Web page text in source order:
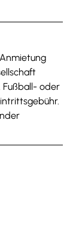
Fußball- oder